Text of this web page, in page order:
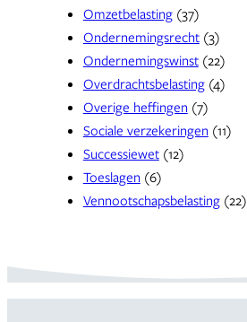
Omzetbelasting(37)
Ondernemingsrecht(3)
Ondernemingswinst(22)
Overdrachtsbelasting(4)
Overige heffingen (7)
Sociale verzekeringen (11)
Successiewet(12)
Toeslagen (6)
Vennootschapsbelasting(22)